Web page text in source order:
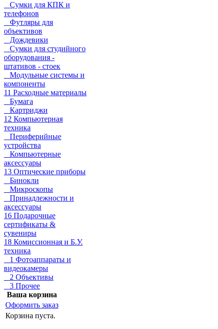
Сумки для КПК и
телефонов
Футляры для
объективов
Дождевики
Сумки для студийного
оборудования -
штативов - стоек
Модульные системы и
компоненты
11 Расходные материалы
Бумага
Картриджи
12 Компьютерная
техника
Периферийные
устройства
Компьютерные
аксессуары
13 Оптические приборы
Бинокли
Микроскопы
Принадлежности и
аксессуары
16 Подарочные
сертификаты &
сувениры
18 Комиссионная и Б.У.
техника
1 Фотоаппараты и
видеокамеры
2 Объективы
3 Прочее
Ваша корзина
Оформить заказ
Корзина пуста.